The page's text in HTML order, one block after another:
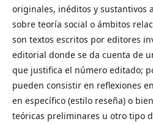
originales, inéditos y sustantivos
sobre teoría social o ámbitos
son textos escritos por editores
editorial donde se da cuenta de
que justifica el número editado;
pueden consistir en reflexiones
en específico (estilo reseña) o
teóricas preliminares u otro tipo